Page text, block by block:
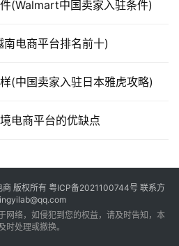
(Walmart中国卖家入驻条件)
电商平台排名前十)
(中国卖家入驻日本雅虎攻略)
电商平台的优缺点
商 版权所有 粤ICP备2021100744号 联系方
网络，如侵犯到您的权益，请及时告知，本
时处理或撤换。